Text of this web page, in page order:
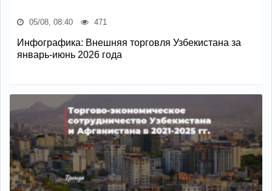
05/08, 08:40 471
Инфографика: Внешняя торговля Узбекистана за
январь-июнь 2026 года